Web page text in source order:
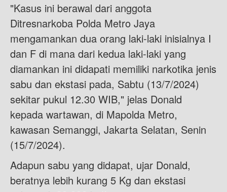
"Kasus ini berawal dari anggota
Ditresnarkoba Polda Metro Jaya
mengamankan dua orang laki-laki inisialnya I
dan F di mana dari kedua laki-laki yang
diamankan ini didapati memiliki narkotika jenis
sabu dan ekstasi pada, Sabtu (13/7/2024)
sekitar pukul 12.30 WIB," jelas Donald
kepada wartawan, di Mapolda Metro,
kawasan Semanggi, Jakarta Selatan, Senin
(15/7/2024).
Adapun sabu yang didapat, ujar Donald,
beratnya lebih kurang 5 Kg dan ekstasi